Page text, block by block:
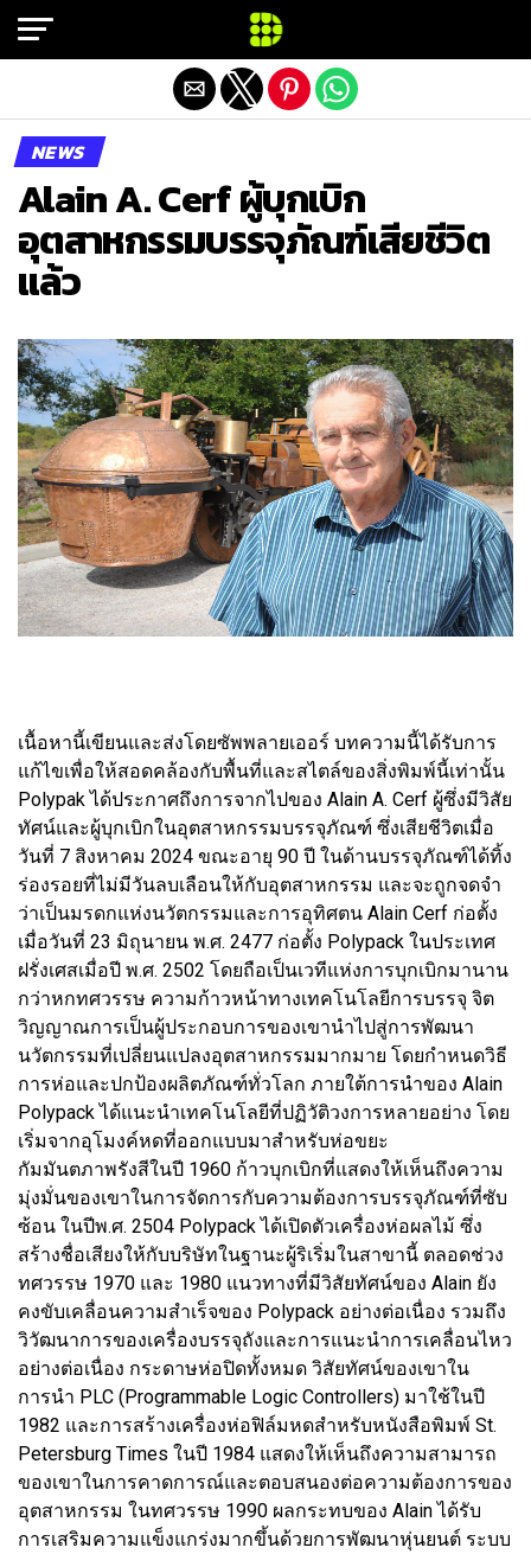
NEWS
Alain A. Cerf ผู้บุกเบิก
อุตสาหกรรมบรรจุภัณฑ์เสียชีวิต
แล้ว
เนื้อหานี้เขียนและส่งโดยซัพพลายเออร์ บทความนี้ได้รับการ
แก้ไขเพื่อให้สอดคล้องกับพื้นที่และสไตล์ของสิ่งพิมพ์นี้เท่านั้น
Polypak ได้ประกาศถึงการจากไปของ Alain A. Cerf ผู้ซึ่งมีวิสัย
ทัศน์และผู้บุกเบิกในอุตสาหกรรมบรรจุภัณฑ์ ซึ่งเสียชีวิตเมื่อ
วันที่ 7 สิงหาคม 2024 ขณะอายุ 90 ปี ในด้านบรรจุภัณฑ์ได้ทิ้ง
ร่องรอยที่ไม่มีวันลบเลือนให้กับอุตสาหกรรม และจะถูกจดจำ
ว่าเป็นมรดกแห่งนวัตกรรมและการอุทิศตน Alain Cerf ก่อตั้ง
เมื่อวันที่ 23 มิถุนายน พ.ศ. 2477 ก่อตั้ง Polypack ในประเทศ
ฝรั่งเศสเมื่อปี พ.ศ. 2502 โดยถือเป็นเวทีแห่งการบุกเบิกมานาน
กว่าหกทศวรรษ ความก้าวหน้าทางเทคโนโลยีการบรรจุ จิต
วิญญาณการเป็นผู้ประกอบการของเขานำไปสู่การพัฒนา
นวัตกรรมที่เปลี่ยนแปลงอุตสาหกรรมมากมาย โดยกำหนดวิธี
การห่อและปกป้องผลิตภัณฑ์ทั่วโลก ภายใต้การนำของ Alain
Polypack ได้แนะนำเทคโนโลยีที่ปฏิวัติวงการหลายอย่าง โดย
เริ่มจากอุโมงค์หดที่ออกแบบมาสำหรับห่อขยะ
กัมมันตภาพรังสีในปี 1960 ก้าวบุกเบิกที่แสดงให้เห็นถึงความ
มุ่งมั่นของเขาในการจัดการกับความต้องการบรรจุภัณฑ์ที่ซับ
ซ้อน ในปีพ.ศ. 2504 Polypack ได้เปิดตัวเครื่องห่อผลไม้ ซึ่ง
สร้างชื่อเสียงให้กับบริษัทในฐานะผู้ริเริ่มในสาขานี้ ตลอดช่วง
ทศวรรษ 1970 และ 1980 แนวทางที่มีวิสัยทัศน์ของ Alain ยัง
คงขับเคลื่อนความสำเร็จของ Polypack อย่างต่อเนื่อง รวมถึง
วิวัฒนาการของเครื่องบรรจุถังและการแนะนำการเคลื่อนไหว
อย่างต่อเนื่อง กระดาษห่อปิดทั้งหมด วิสัยทัศน์ของเขาใน
การนำ PLC (Programmable Logic Controllers) มาใช้ในปี
1982 และการสร้างเครื่องห่อฟิล์มหดสำหรับหนังสือพิมพ์ St.
Petersburg Times ในปี 1984 แสดงให้เห็นถึงความสามารถ
ของเขาในการคาดการณ์และตอบสนองต่อความต้องการของ
อุตสาหกรรม ในทศวรรษ 1990 ผลกระทบของ Alain ได้รับ
การเสริมความแข็งแกร่งมากขึ้นด้วยการพัฒนาหุ่นยนต์ ระบบ
Exit mobile version